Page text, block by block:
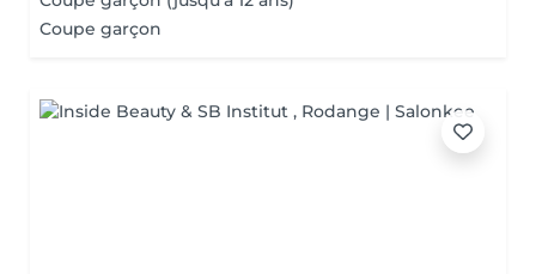
Coupe garçon